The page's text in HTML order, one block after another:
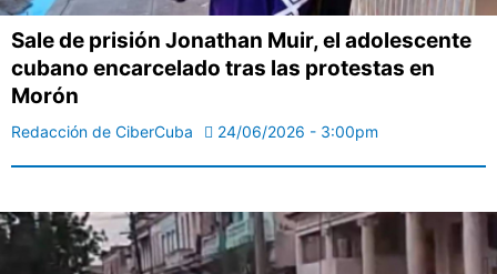
Sale de prisión Jonathan Muir, el adolescente
cubano encarcelado tras las protestas en
Morón
Redacción de CiberCuba 24/06/2026 - 3:00pm